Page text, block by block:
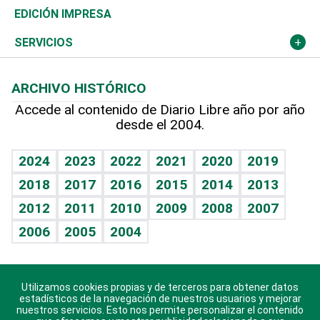
Caribe
Resto del mundo
Global y variable
Economía personal
Novedades
Podcast Arte Libre
Hablando con el pediatra
Vida y familia
Eñe
Celebrando la vida
Sin complejos
En pocas palabras
Escuchando al corazón
Olimpismo
Más deportes
TBT Deportivo
Noticiero Poteleche
Columnistas
Más firmas
Martes de tecnología
Cambio climático
Deportes
Opinión
Hecho en casa
Guía del dinero
EDICIÓN IMPRESA
SERVICIOS
Cumpleaños
Horóscopos
Crucigramas
ARCHIVO HISTÓRICO
Accede al contenido de Diario Libre año por año
desde el 2004.
2024 2023 2022 2021 2020
2019
2018
2017 2016 2015 2014
2013
2012
2011 2010 2009 2008
2007
2006
2005 2004
Descarga nuestras aplicaciones para Android, iOS y
sistema Huawei.
Utilizamos cookies propias y de terceros para obtener datos
estadísticos de la navegación de nuestros usuarios y mejorar
nuestros servicios. Esto nos permite personalizar el contenido